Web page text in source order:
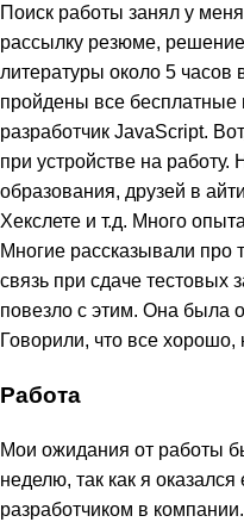
Поиск работы занял у
рассылку резюме,
литературы около 5
пройдены все
разработчик JavaScript.
при устройстве на работу.
образования, друзей в
Хекслете и т.д. Много
Многие рассказывали про
связь при сдаче тестовых
повезло с этим. Она была
Говорили, что все хорошо,
Работа
Мои ожидания от работы
неделю, так как я
разработчиком в